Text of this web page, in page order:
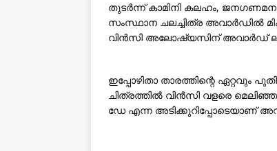
തുടർന്ന് കാമിനി കലഹം, ജനഗണമന
സംസ്ഥാന ചലച്ചിത്ര അവാർഡിൽ
വിൻസി അലോഷ്യസിന് അവാർഡ്
ഇപ്പോഴിതാ താരത്തിന്റെ
ചിത്രത്തിൽ വിൻസി വളരെ
ഡേ എന്ന അടിക്കുറിപ്പോടെയാണ്